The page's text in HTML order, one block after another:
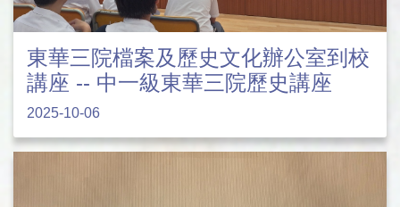
東華三院檔案及歷史文化辦公室到校
講座 -- 中一級東華三院歷史講座
2025-10-06